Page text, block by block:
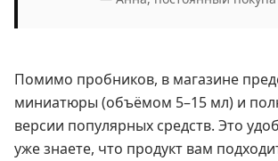
Помимо пробников, в магазине
миниатюры (объёмом 5–15 мл) и
версии популярных средств. Это
уже знаете, что продукт вам